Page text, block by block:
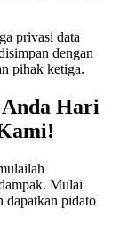
privasi data
dengan
pihak ketiga.
Hari
Mulai
dapatkan pidato